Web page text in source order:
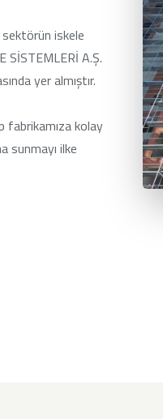
iskele
SİSTEMLERİ A.Ş.
yer almıştır.
fabrikamıza kolay
sunmayı ilke